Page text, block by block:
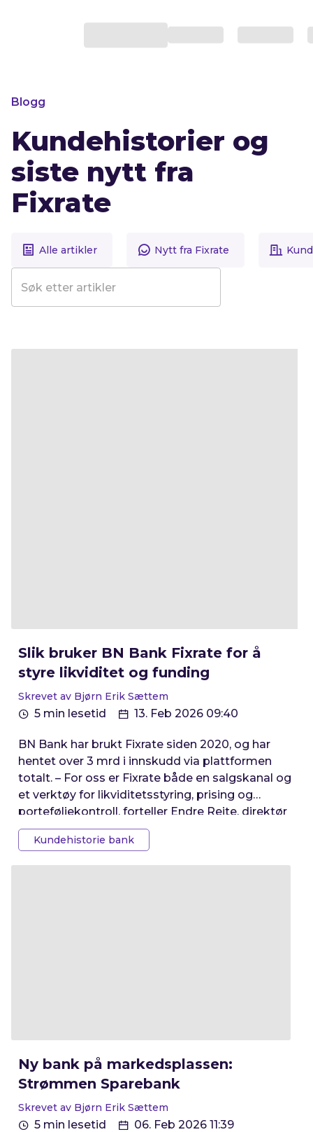
Blogg
Kundehistorier og
siste nytt fra
Fixrate
Alle artikler Nytt fra Fixrate
Slik bruker BN Bank Fixrate for å
styre likviditet og funding
Skrevet av Bjørn Erik Sættem
5 min lesetid 13. Feb 2026 09:40
BN Bank har brukt Fixrate siden 2020, og har
hentet over 3 mrd i innskudd via plattformen
totalt. – For oss er Fixrate både en salgskanal og
et verktøy for likviditetsstyring, prising og
porteføljekontroll, forteller Endre Reite, direktør
for personmarked og SMB i BN Bank.
Kundehistorie bank
Ny bank på markedsplassen:
Strømmen Sparebank
Skrevet av Bjørn Erik Sættem
5 min lesetid 06. Feb 2026 11:39